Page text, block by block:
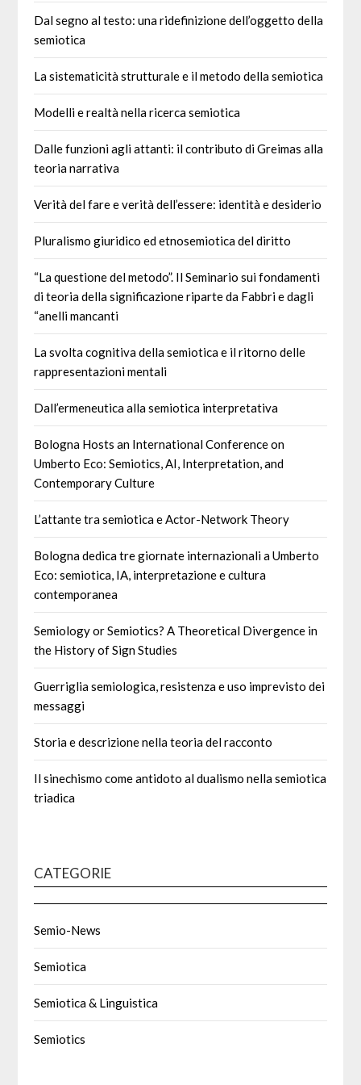
Dal segno al testo: una ridefinizione dell’oggetto della
semiotica
La sistematicità strutturale e il metodo della semiotica
Modelli e realtà nella ricerca semiotica
Dalle funzioni agli attanti: il contributo di Greimas alla
teoria narrativa
Verità del fare e verità dell’essere: identità e desiderio
Pluralismo giuridico ed etnosemiotica del diritto
“La questione del metodo”. Il Seminario sui fondamenti
di teoria della significazione riparte da Fabbri e dagli
“anelli mancanti
La svolta cognitiva della semiotica e il ritorno delle
rappresentazioni mentali
Dall’ermeneutica alla semiotica interpretativa
Bologna Hosts an International Conference on
Umberto Eco: Semiotics, AI, Interpretation, and
Contemporary Culture
L’attante tra semiotica e Actor-Network Theory
Bologna dedica tre giornate internazionali a Umberto
Eco: semiotica, IA, interpretazione e cultura
contemporanea
Semiology or Semiotics? A Theoretical Divergence in
the History of Sign Studies
Guerriglia semiologica, resistenza e uso imprevisto dei
messaggi
Storia e descrizione nella teoria del racconto
Il sinechismo come antidoto al dualismo nella semiotica
triadica
CATEGORIE
Semio-News
Semiotica
Semiotica & Linguistica
Semiotics